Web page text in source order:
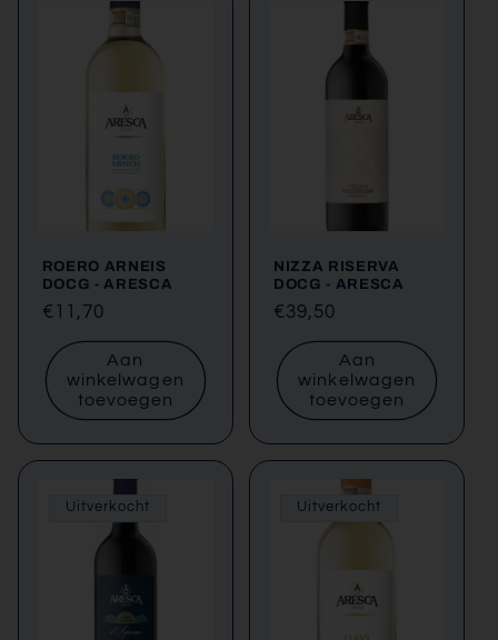
ROERO ARNEIS
DOCG - ARESCA
Normale
prijs
€11,70
Aan
winkelwagen
toevoegen
NIZZA RISERVA
DOCG - ARESCA
Normale
prijs
€39,50
Aan
winkelwagen
toevoegen
Uitverkocht Uitverkocht